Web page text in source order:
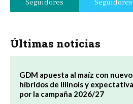
Últimas noticias
GDM apuesta al maíz con
híbridos de Illinois y
por la campaña 2026/27